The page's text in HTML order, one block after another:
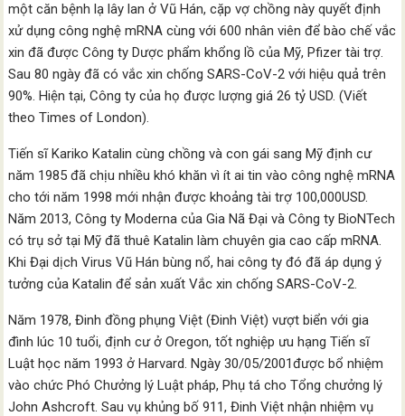
một căn bệnh lạ lây lan ở Vũ Hán, cặp vợ chồng này quyết định
xử dụng công nghệ mRNA cùng với 600 nhân viên để bào chế vắc
xin đã được Công ty Dược phẩm khổng lồ của Mỹ, Pfizer tài trợ.
Sau 80 ngày đã có vắc xin chống SARS-CoV-2 với hiệu quả trên
90%. Hiện tại, Công ty của họ được lượng giá 26 tỷ USD. (Viết
theo Times of London).
Tiến sĩ Kariko Katalin cùng chồng và con gái sang Mỹ định cư
năm 1985 đã chịu nhiều khó khăn vì ít ai tin vào công nghệ mRNA
cho tới năm 1998 mới nhận được khoảng tài trợ 100,000USD.
Năm 2013, Công ty Moderna của Gia Nã Đại và Công ty BioNTech
có trụ sở tại Mỹ đã thuê Katalin làm chuyên gia cao cấp mRNA.
Khi Đại dịch Virus Vũ Hán bùng nổ, hai công ty đó đã áp dụng ý
tưởng của Katalin để sản xuất Vắc xin chống SARS-CoV-2.
Năm 1978, Đinh đồng phụng Việt (Đinh Việt) vượt biển với gia
đình lúc 10 tuổi, định cư ở Oregon, tốt nghiệp ưu hạng Tiến sĩ
Luật học năm 1993 ở Harvard. Ngày 30/05/2001được bổ nhiệm
vào chức Phó Chưởng lý Luật pháp, Phụ tá cho Tổng chưởng lý
John Ashcroft. Sau vụ khủng bố 911, Đinh Việt nhận nhiệm vụ